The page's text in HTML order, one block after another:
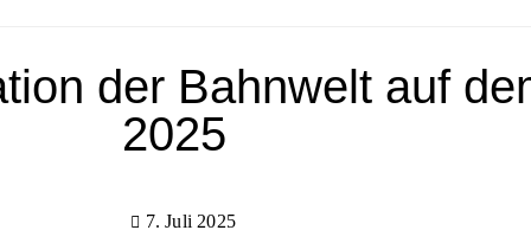
der Bahnwelt auf
2025
7. Juli 2025